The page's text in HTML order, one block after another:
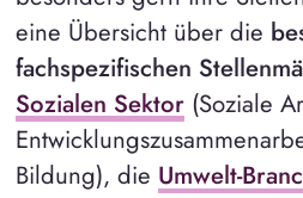
eine Übersicht über die
fachspezifischen
Sozialen Sektor(Soziale
Bildung), die Umwelt-